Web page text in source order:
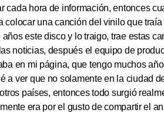
cada hora de información, entonces
colocar una canción del vinilo que
este disco y lo traigo, trae estas
noticias, después el equipo de
en mi página, que tengo muchos
a ver que no solamente en la ciudad
países, entonces todo surgió
era por el gusto de compartir el